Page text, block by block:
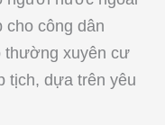
công dân
xuyên cư
tịch, dựa trên yêu